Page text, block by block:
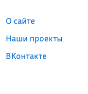
О сайте
Наши проекты
ВКонтакте